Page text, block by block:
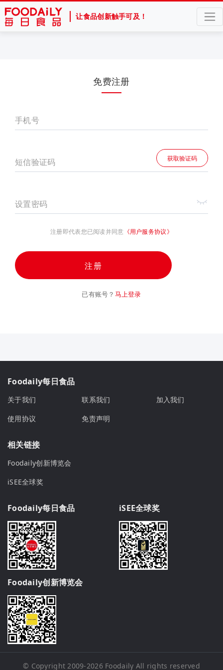
让食品创新触手可及！
免费注册
手机号
短信验证码 获取验证码
设置密码
注册即代表您已阅读并同意 《用户服务协议》
注册
已有账号？ 马上登录
Foodaily每日食品
关于我们 联系我们
加入我们
使用协议
免责声明
相关链接
Foodaily创新博览会
iSEE全球奖
Foodaily每日食品 iSEE全球奖
Foodaily创新博览会
© Copyright 2009-2026 Foodaily All rights reserved